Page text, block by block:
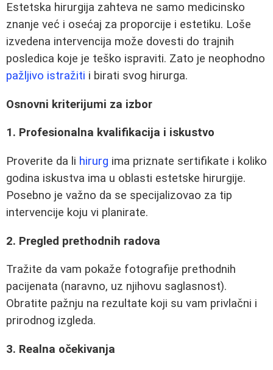
Estetska hirurgija zahteva ne samo medicinsko
znanje već i osećaj za proporcije i estetiku. Loše
izvedena intervencija može dovesti do trajnih
posledica koje je teško ispraviti. Zato je neophodno
pažljivo istražiti i birati svog hirurga.
Osnovni kriterijumi za izbor
1. Profesionalna kvalifikacija i iskustvo
Proverite da li hirurg ima priznate sertifikate i koliko
godina iskustva ima u oblasti estetske hirurgije.
Posebno je važno da se specijalizovao za tip
intervencije koju vi planirate.
2. Pregled prethodnih radova
Tražite da vam pokaže fotografije prethodnih
pacijenata (naravno, uz njihovu saglasnost).
Obratite pažnju na rezultate koji su vam privlačni i
prirodnog izgleda.
3. Realna očekivanja